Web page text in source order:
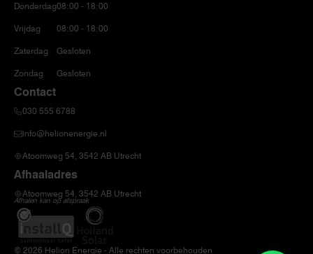
Donderdag
Vrijdag
Zaterdag
Zondag
08:00 - 18:00
08:00 - 18:00
Gesloten
Gesloten
Contact
030 555 6788
info@helionenergie.nl
Atoomweg 54, 3542 AB Utrecht
Afhaaladres
Atoomweg 54, 3542 AB Utrecht
Afhalen kan op afspraak
© 2026 Helion Energie - Alle rechten voorbehouden